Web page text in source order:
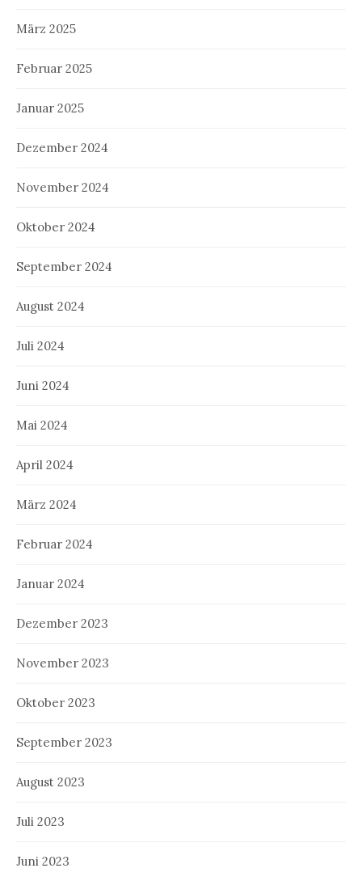
März 2025
Februar 2025
Januar 2025
Dezember 2024
November 2024
Oktober 2024
September 2024
August 2024
Juli 2024
Juni 2024
Mai 2024
April 2024
März 2024
Februar 2024
Januar 2024
Dezember 2023
November 2023
Oktober 2023
September 2023
August 2023
Juli 2023
Juni 2023